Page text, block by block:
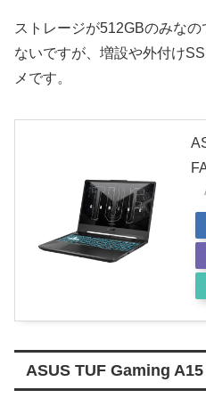
ストレージが512GBのみな
ないですが、増設や外付け
メです。
ASUS TUF Gaming